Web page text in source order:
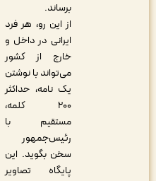
از این رو، هر فرد
ایرانی در داخل و
خارج از کشور
می‌تواند با نوشتن
یک نامه، حداکثر
۲۰۰ کلمه،
مستقیم با
رئیس‌جمهور
سخن بگوید. این
پایگاه تصاویر